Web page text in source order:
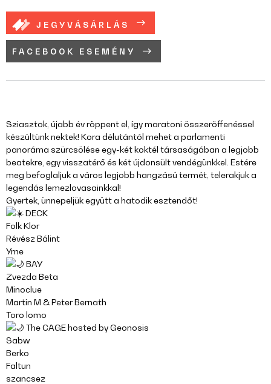
JEGYVÁSÁRLÁS
FACEBOOK ESEMÉNY
Sziasztok, újabb év röppent el, így maratoni összeröffenéssel
készültünk nektek! Kora délutántól mehet a parlamenti
panoráma szürcsölése egy-két koktél társaságában a legjobb
beatekre, egy visszatérő és két újdonsült vendégünkkel. Estére
meg befoglaljuk a város legjobb hangzású termét, telerakjuk a
legendás lemezlovasainkkal!
Gyertek, ünnepeljük együtt a hatodik esztendőt!
DECK
Folk Klor
Révész Bálint
Yme
BAY
Zvezda Beta
Minoclue
Martin M & Peter Bernath
Toro lomo
The CAGE hosted by Geonosis
Sabw
Berko
Faltun
szancsez